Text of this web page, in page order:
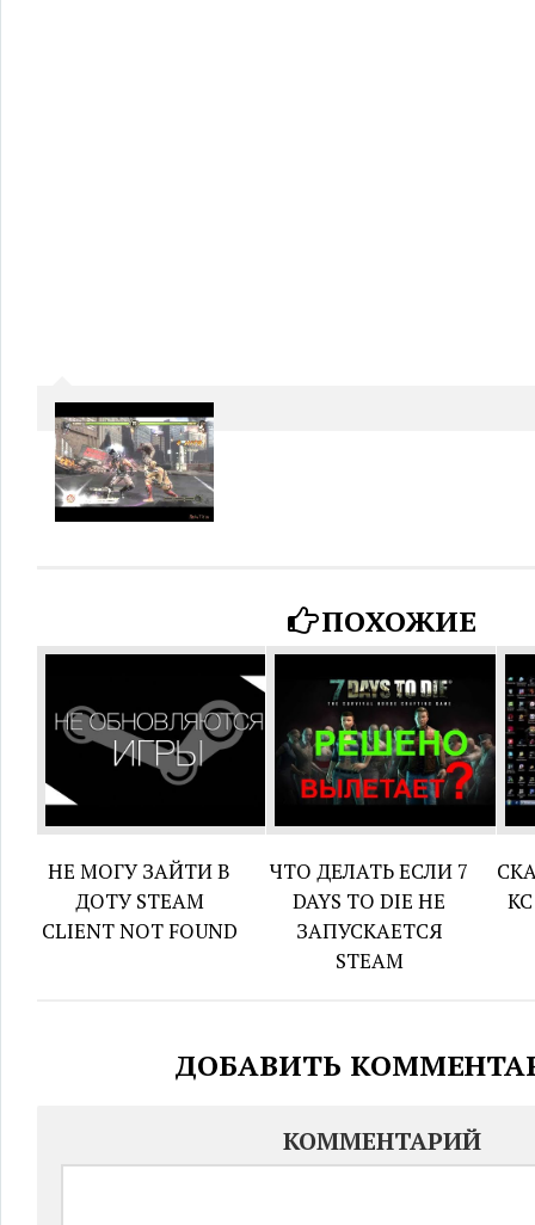
ПОХОЖИЕ
НЕ МОГУ ЗАЙТИ В
ДОТУ STEAM
CLIENT NOT FOUND
ЧТО ДЕЛАТЬ ЕСЛИ 7
DAYS TO DIE НЕ
ЗАПУСКАЕТСЯ
STEAM
ДОБАВИТЬ
КОММЕНТАРИЙ